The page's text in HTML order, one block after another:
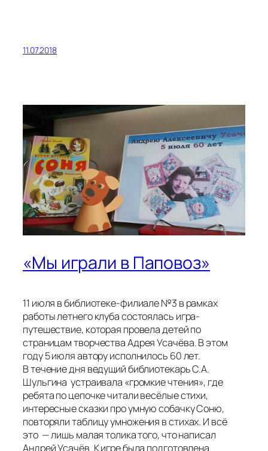
11.07.2018
«Мы играли в Паповоз»
11 июля в библиотеке-филиале №3 в рамках
работы летнего клуба состоялась игра-
путешествие, которая провела детей по
страницам творчества Адрея Усачёва. В этом
году 5 июля автору исполнилось 60 лет.
В течение дня ведущий библиотекарь С.А.
Шульгина устраивала «громкие чтения», где
ребята по цепочке читали весёлые стихи,
интересные сказки про умную собачку Соню,
повторяли таблицу умножения в стихах. И всё
это — лишь малая толика того, что написал
Андрей Усачёв. К игре была подготовлена